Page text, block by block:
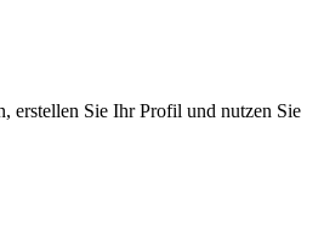
erstellen Sie Ihr Profil und nutzen Sie